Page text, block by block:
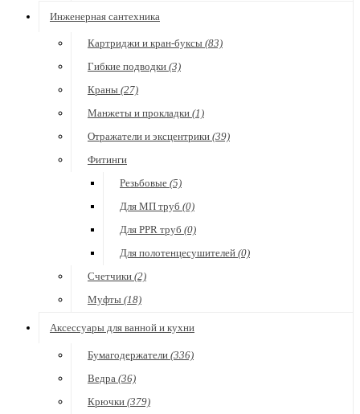
Инженерная сантехника
Картриджи и кран-буксы (83)
Гибкие подводки (3)
Краны (27)
Манжеты и прокладки (1)
Отражатели и эксцентрики (39)
Фитинги
Резьбовые (5)
Для МП труб (0)
Для PPR труб (0)
Для полотенцесушителей (0)
Счетчики (2)
Муфты (18)
Аксессуары для ванной и кухни
Бумагодержатели (336)
Ведра (36)
Крючки (379)